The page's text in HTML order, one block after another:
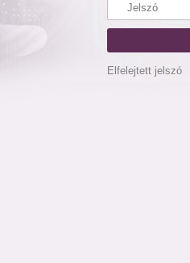
Elfelejtett jelszó